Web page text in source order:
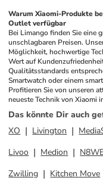
Warum Xiaomi-Produkte
Outlet verfügbar
Bei Limango finden Sie eine
unschlagbaren Preisen.
Möglichkeit, hochwertige
Wert auf
Qualitätsstandards
Smartwatch oder einem
Profitieren Sie von unseren
neueste Technik von Xiaomi
Das könnte Dir auch
XO
Livington
Livoo
Medion
Zwilling
Kitchen Move